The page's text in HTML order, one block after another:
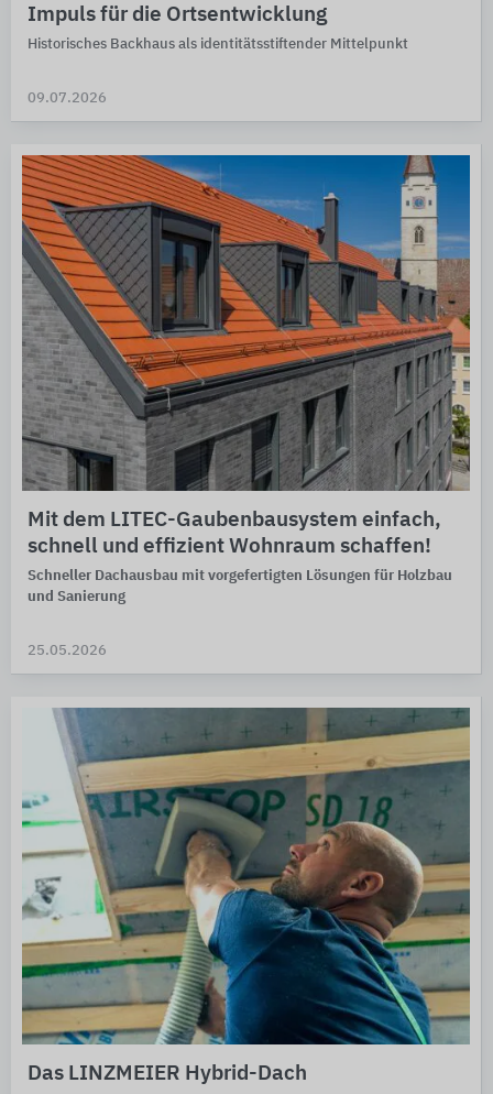
Impuls für die Ortsentwicklung
Historisches Backhaus als identitätsstiftender Mittelpunkt
09.07.2026
Mit dem LITEC-Gaubenbausystem einfach,
schnell und effizient Wohnraum schaffen!
Schneller Dachausbau mit vorgefertigten Lösungen für Holzbau
und Sanierung
25.05.2026
Das LINZMEIER Hybrid-Dach